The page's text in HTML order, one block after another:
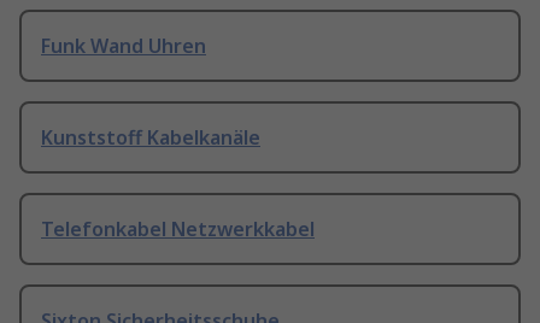
Funk Wand Uhren
Kunststoff Kabelkanäle
Telefonkabel Netzwerkkabel